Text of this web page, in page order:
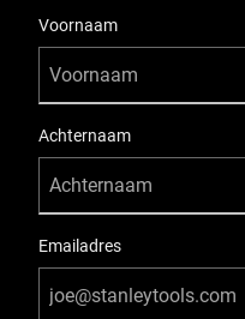
Voornaam
Achternaam
Emailadres